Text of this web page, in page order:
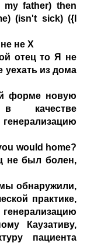
father) then
(isn't sick) ({I
не X
отец то Я не
уехать из дома
форме новую
в качестве
would home?
не был болен,
мы обнаружили,
практике,
Каузативу,
пациента